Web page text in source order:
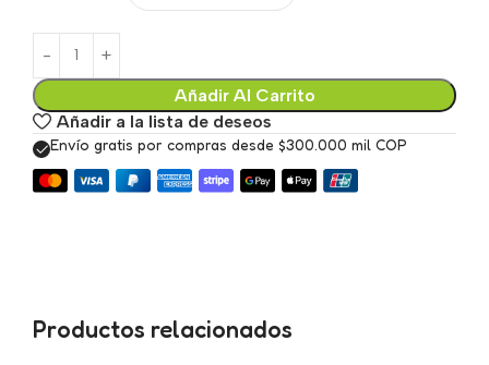
Añadir Al Carrito
Añadir a la lista de deseos
Envío gratis por compras desde $300.000 mil COP
Productos relacionados